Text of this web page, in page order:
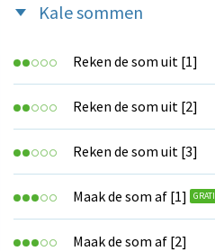
Kale sommen
Reken de som uit [1]
Reken de som uit [2]
Reken de som uit [3]
Maak de som af [1]
Maak de som af [2]